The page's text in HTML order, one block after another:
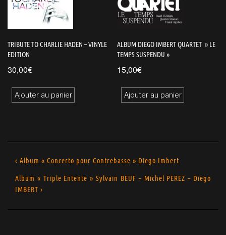
TRIBUTE TO CHARLIE HADEN – VINYLE
EDITION
30,00€
Ajouter au panier
ALBUM DIEGO IMBERT QUARTET » LE
TEMPS SUSPENDU »
15,00€
Ajouter au panier
‹ Album « Concerto pour Contrebasse » Diego Imbert
Album « Triple Entente » Sylvain BEUF – Michel PEREZ – Diego
IMBERT ›